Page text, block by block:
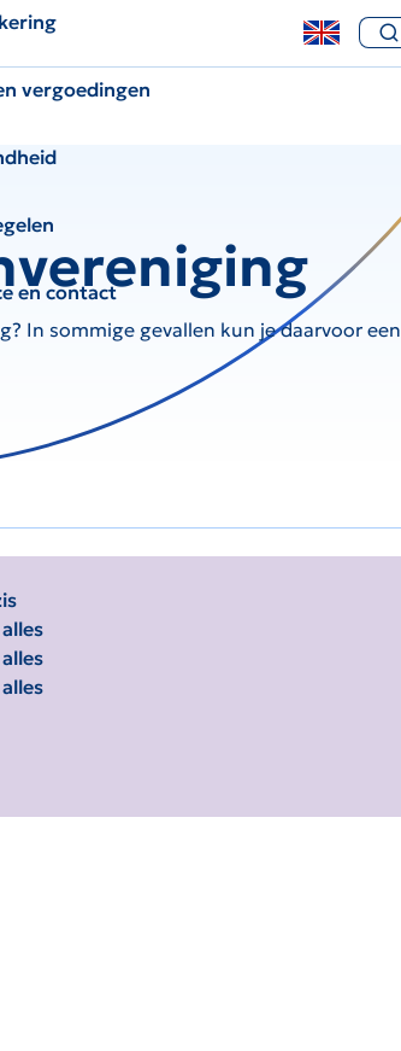
vergoedingen
en contact
In sommige gevallen kun je daarvoor een